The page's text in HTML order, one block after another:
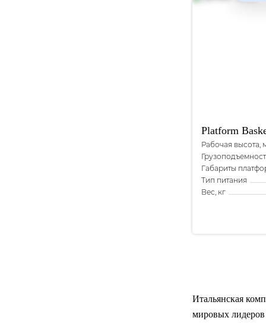
Platform
Рабочая высота,
Габариты
Тип питания
Вес, кг
Итальянская
мировых лидеров